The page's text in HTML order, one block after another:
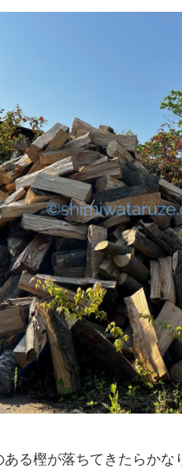
る樫が落ちてきたらかな